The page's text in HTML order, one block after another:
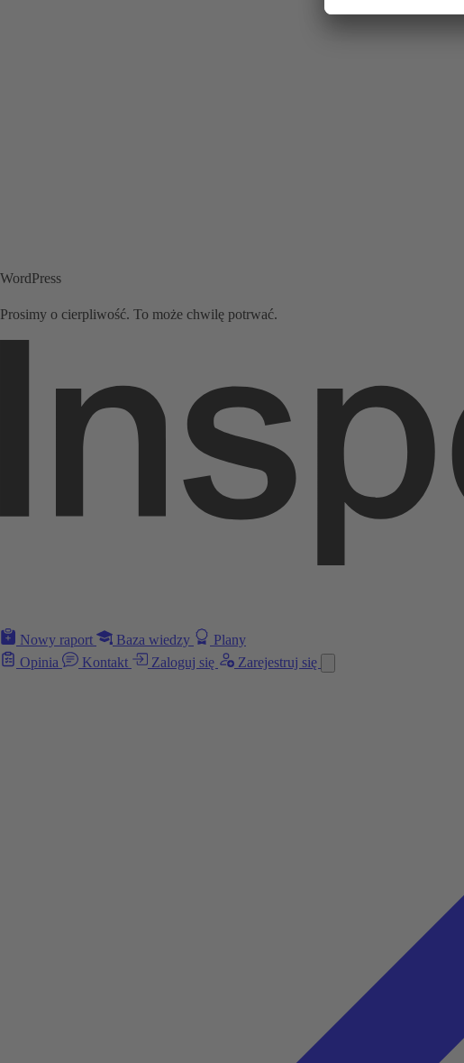
WordPress
Prosimy o cierpliwość. To może chwilę potrwać.
Nowy raport Baza wiedzy
Plany
Opinia
Kontakt Zaloguj się Zarejestruj się